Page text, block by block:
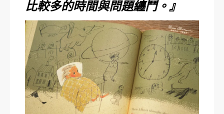
比較多的時間與問題纏鬥。』